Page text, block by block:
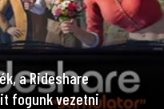
a Rideshare
fogunk vezetni